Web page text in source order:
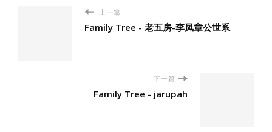
上一篇
Family Tree - 老五房-李凤章公世系
下一篇
Family Tree - jarupah